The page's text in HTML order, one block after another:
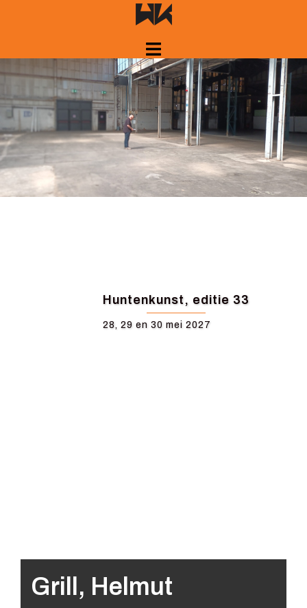
Huntenkunst, editie 33
28, 29 en 30 mei 2027
Grill, Helmut